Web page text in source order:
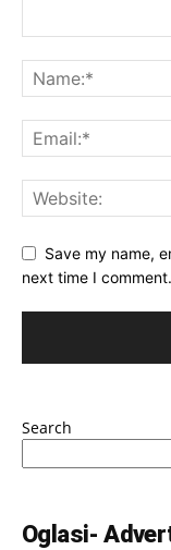
Save my name,
next time I comment.
Search
Oglasi-